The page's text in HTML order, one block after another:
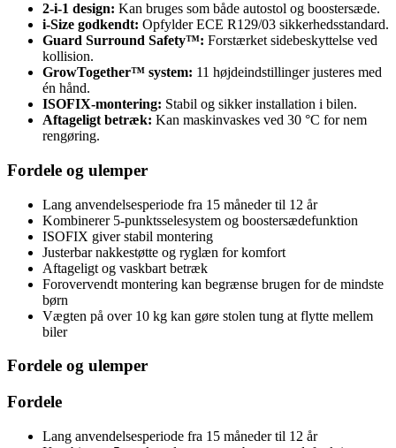
2-i-1 design: Kan bruges som både autostol og boostersæde.
i-Size godkendt: Opfylder ECE R129/03 sikkerhedsstandard.
Guard Surround Safety™: Forstærket sidebeskyttelse ved
kollision.
GrowTogether™ system: 11 højdeindstillinger justeres med
én hånd.
ISOFIX-montering: Stabil og sikker installation i bilen.
Aftageligt betræk: Kan maskinvaskes ved 30 °C for nem
rengøring.
Fordele og ulemper
Lang anvendelsesperiode fra 15 måneder til 12 år
Kombinerer 5-punktsselesystem og boostersædefunktion
ISOFIX giver stabil montering
Justerbar nakkestøtte og ryglæn for komfort
Aftageligt og vaskbart betræk
Forovervendt montering kan begrænse brugen for de mindste
børn
Vægten på over 10 kg kan gøre stolen tung at flytte mellem
biler
Fordele og ulemper
Fordele
Lang anvendelsesperiode fra 15 måneder til 12 år